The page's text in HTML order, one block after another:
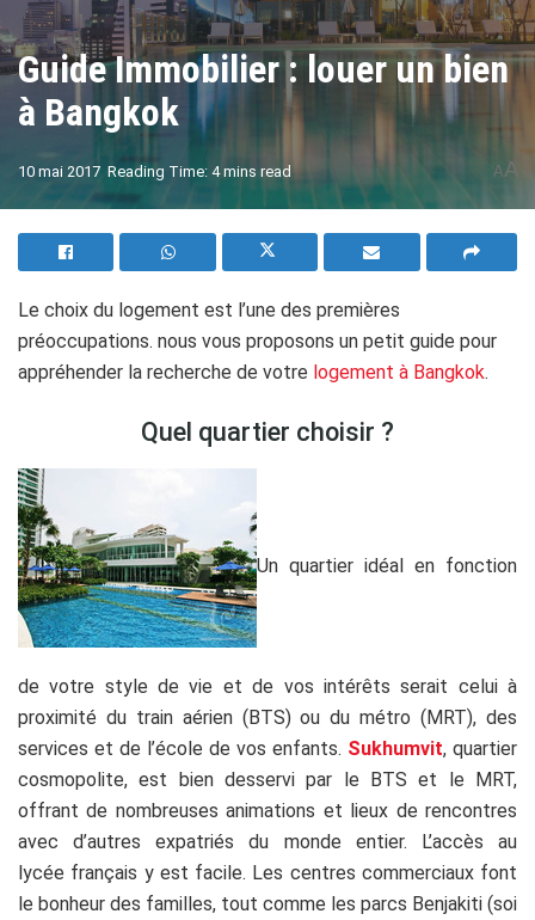
Guide Immobilier : louer un bien
à Bangkok
10 mai 2017 Reading Time: 4 mins read AA
Le choix du logement est l’une des premières
préoccupations. nous vous proposons un petit guide pour
appréhender la recherche de votre logement à Bangkok.
Quel quartier choisir ?
Un quartier idéal en fonction
de votre style de vie et de vos intérêts serait celui à
proximité du train aérien (BTS) ou du métro (MRT), des
services et de l’école de vos enfants. Sukhumvit, quartier
cosmopolite, est bien desservi par le BTS et le MRT,
offrant de nombreuses animations et lieux de rencontres
avec d’autres expatriés du monde entier. L’accès au
lycée français y est facile. Les centres commerciaux font
le bonheur des familles, tout comme les parcs Benjakiti (soi